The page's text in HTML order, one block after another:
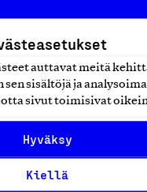
auttavat meitä
sisältöjä ja
sivut toimisivat
Hyväksy
Kiellä